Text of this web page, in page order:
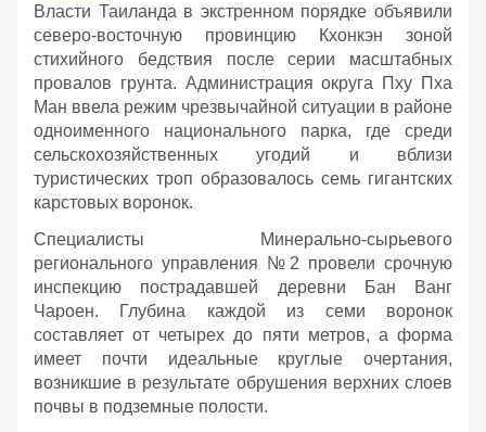
Власти Таиланда в экстренном порядке объявили
северо-восточную провинцию Кхонкэн зоной
стихийного бедствия после серии масштабных
провалов грунта. Администрация округа Пху Пха
Ман ввела режим чрезвычайной ситуации в районе
одноименного национального парка, где среди
сельскохозяйственных угодий и вблизи
туристических троп образовалось семь гигантских
карстовых воронок.
Специалисты Минерально-сырьевого
регионального управления №2 провели срочную
инспекцию пострадавшей деревни Бан Ванг
Чароен. Глубина каждой из семи воронок
составляет от четырех до пяти метров, а форма
имеет почти идеальные круглые очертания,
возникшие в результате обрушения верхних слоев
почвы в подземные полости.